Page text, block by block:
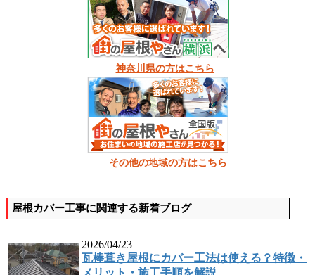
神奈川県の方はこちら
その他の地域の方はこちら
屋根カバー工事に関連する新着ブログ
2026/04/23
瓦棒葺き屋根にカバー工法は使える？特徴・
メリット・施工手順を解説